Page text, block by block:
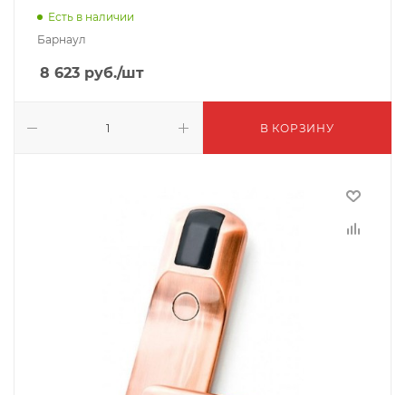
Есть в наличии
Барнаул
8 623 руб./шт
В КОРЗИНУ